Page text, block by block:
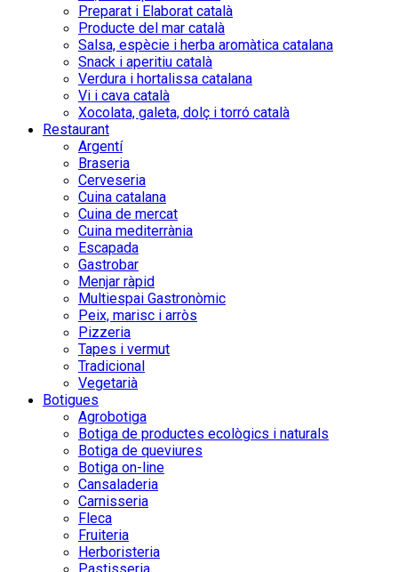
Preparat i Elaborat català
Producte del mar català
Salsa, espècie i herba aromàtica catalana
Snack i aperitiu català
Verdura i hortalissa catalana
Vi i cava català
Xocolata, galeta, dolç i torró català
Restaurant
Argentí
Braseria
Cerveseria
Cuina catalana
Cuina de mercat
Cuina mediterrània
Escapada
Gastrobar
Menjar ràpid
Multiespai Gastronòmic
Peix, marisc i arròs
Pizzeria
Tapes i vermut
Tradicional
Vegetarià
Botigues
Agrobotiga
Botiga de productes ecològics i naturals
Botiga de queviures
Botiga on-line
Cansaladeria
Carnisseria
Fleca
Fruiteria
Herboristeria